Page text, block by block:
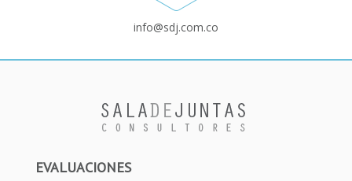
info@sdj.com.co
EVALUACIONES